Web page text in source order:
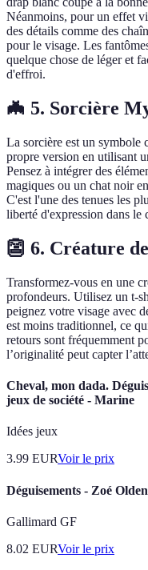
Néanmoins, pour un effet
des détails comme des
pour le visage. Les
quelque chose de léger et
d'effroi.
🦇 5. Sorcière
La sorcière est un symbole
propre version en utilisant
Pensez à intégrer des
magiques ou un chat noir
C'est l'une des tenues les
liberté d'expression dans le
👺 6. Créature
Transformez-vous en une
profondeurs. Utilisez un t-
peignez votre visage avec
est moins traditionnel, ce
retours sont fréquemment
l’originalité peut capter
Cheval, mon dada.
jeux de société - Marine
Idées jeux
3.99 EURVoir le prix
Déguisements - Zoé
Gallimard GF
8.02 EURVoir le prix